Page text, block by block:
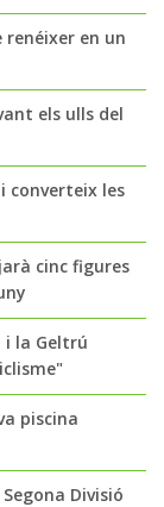
renéixer en un
els ulls del
converteix les
cinc figures
i la Geltrú
piscina
Divisió